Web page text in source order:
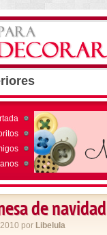
de navidad
por Libelula